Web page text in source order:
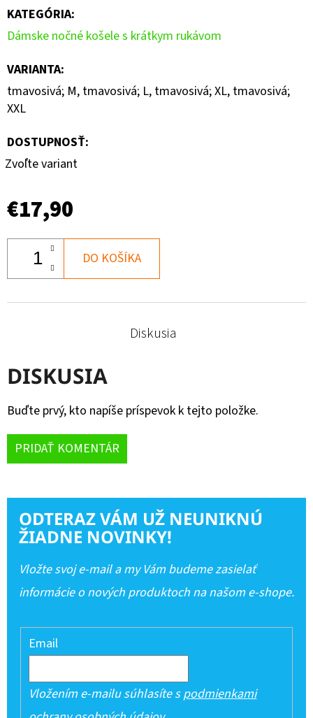
KATEGÓRIA:
Dámske nočné košele s krátkym rukávom
VARIANTA:
tmavosivá; M, tmavosivá; L, tmavosivá; XL, tmavosivá;
XXL
DOSTUPNOSŤ:
Zvoľte variant
€17,90
DO KOŠÍKA
Diskusia
DISKUSIA
Buďte prvý, kto napíše príspevok k tejto položke.
PRIDAŤ KOMENTÁR
ODTERAZ VÁM UŽ NEUNIKNÚ
ŽIADNE NOVINKY!
Vložte svoj e-mail a my Vám budeme zasielať
informácie o nových produktoch na našom e-shope.
Email
Vložením e-mailu súhlasíte spodmienkami